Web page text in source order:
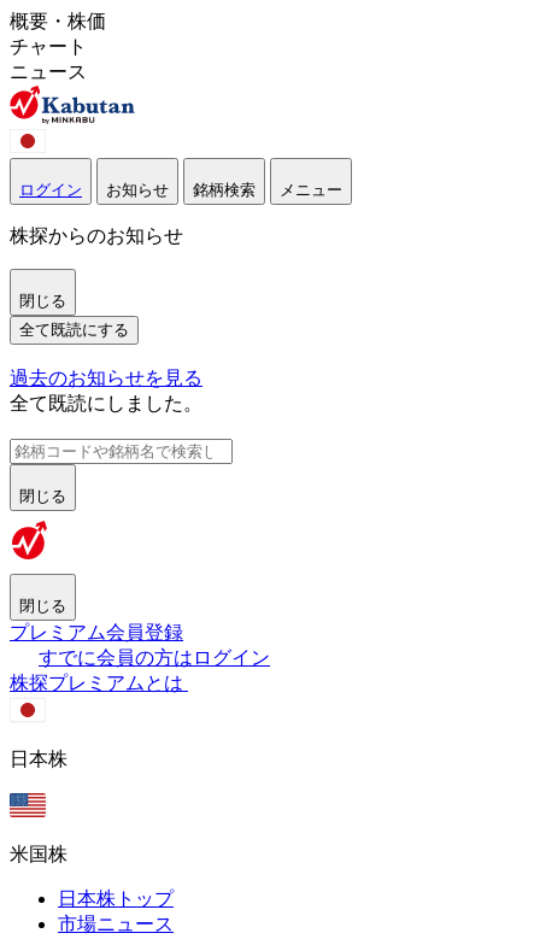
概要・株価
チャート
ニュース
ログイン お知らせ 銘柄検索 メニュー
株探からのお知らせ
閉じる
全て既読にする
過去のお知らせを見る
全て既読にしました。
閉じる
閉じる
プレミアム会員登録
すでに会員の方はログイン
株探プレミアムとは
日本株
米国株
日本株トップ
市場ニュース